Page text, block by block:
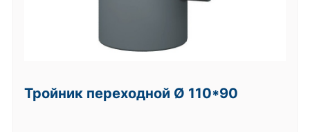
Ø 110*90 Тройник переходной